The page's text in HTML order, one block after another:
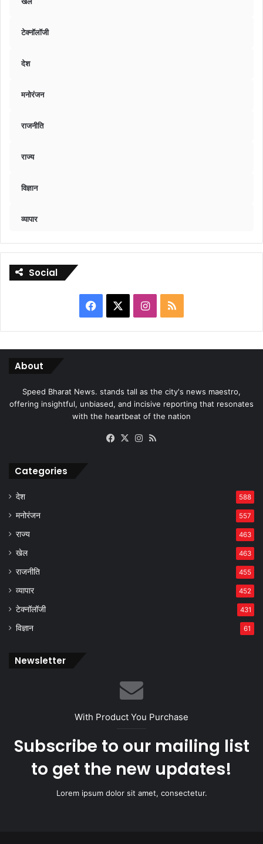
टेक्नॉलॉजी
देश
मनोरंजन
राजनीति
राज्य
विज्ञान
व्यापार
Social
Facebook Instagram
RSS
About
Speed Bharat News. stands tall as the city's news maestro,
offering insightful, unbiased, and incisive reporting that resonates
with the heartbeat of the nation
Facebook
X Instagram
Categories
देश 588
मनोरंजन 557
राज्य 463
खेल 463
राजनीति 455
व्यापार 452
टेक्नॉलॉजी 431
विज्ञान 61
Newsletter
With Product You Purchase
Subscribe to our mailing list
to get the new updates!
Lorem ipsum dolor sit amet, consectetur.